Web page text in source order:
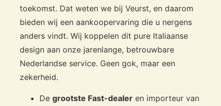
toekomst. Dat weten we bij Veurst, en daarom
bieden wij een aankoopervaring die u nergens
anders vindt. Wij koppelen dit pure Italiaanse
design aan onze jarenlange, betrouwbare
Nederlandse service. Geen gok, maar een
zekerheid.
De grootste Fast-dealer en importeur van